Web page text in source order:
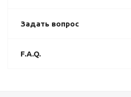
Задать вопрос
F.A.Q.